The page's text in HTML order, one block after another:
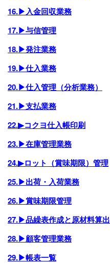
16.▶入金回収業務
17.▶与信管理
18.▶発注業務
19.▶仕入業務
20.▶仕入管理（分析業務）
21.▶支払業務
22.▶コクヨ仕入帳印刷
23.▶在庫管理業務
24.▶ロット（賞味期限）管理
25.▶出荷・入荷業務
26.▶賞味期限管理
27.▶品繰表作成と原材料算出
28.▶顧客管理業務
29.▶帳表一覧